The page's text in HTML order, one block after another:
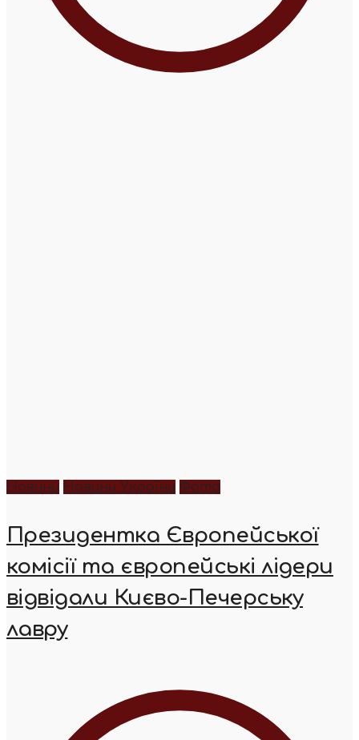
Новини Новини України Фото
Президентка Європейської
комісії та європейські лідери
відвідали Києво-Печерську
лавру